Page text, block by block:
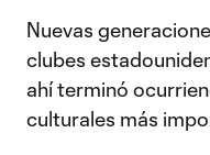
Nuevas
clubes
ahí terminó
culturales más